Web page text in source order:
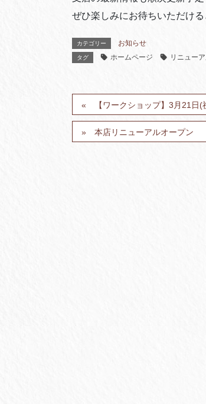
ぜひ楽しみにお待ちいただける
カテゴリー お知らせ
タグ ホームページ リニュー
【ワークショップ】3月21日
本店リニューアルオープン